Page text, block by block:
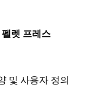
렛 프레스
및 사용자 정의